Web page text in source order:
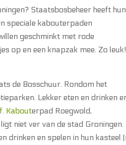
Staatsbosbeheer heeft hun
speciale kabouterpaden
geschminkt met rode
op en een knapzak mee. Zo leuk!
de Bosschuur. Rondom het
Lekker eten en drinken
. Kabouterpad Roegwold,
niet ver van de stad
drinken en spelen in hun kasteel